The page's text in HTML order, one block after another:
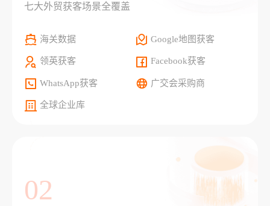
七大外贸获客场景全覆盖
海关数据 Google地图获客
领英获客 Facebook获客
WhatsApp获客 广交会采购商
全球企业库
02